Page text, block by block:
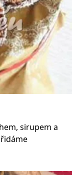
sirupem a